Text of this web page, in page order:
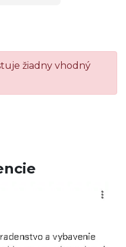
žiadny vhodný